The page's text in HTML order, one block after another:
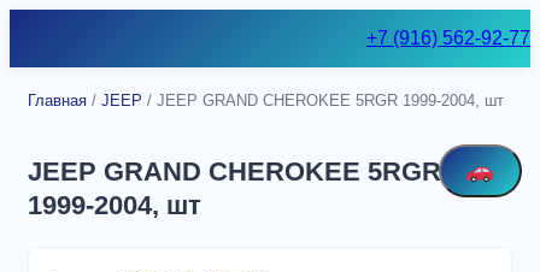
+7 (916) 562-92-77
Главная / JEEP / JEEP GRAND CHEROKEE 5RGR 1999-2004, шт
JEEP GRAND CHEROKEE 5RGR
1999-2004, шт